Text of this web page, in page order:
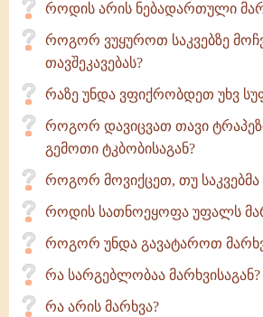
როდის არის ნებადართული
როგორ ვუყუროთ საკვებზე
თავშეკავებას?
რაზე უნდა ვფიქრობდეთ უხვ
როგორ დავიცვათ თავი
გემოთი ტკბობისაგან?
როგორ მოვიქცეთ, თუ საკვებმა
როდის სათნოეყოფა უფალს
როგორ უნდა გავატაროთ
რა სარგებლობაა მარხვისაგან?
რა არის მარხვა?